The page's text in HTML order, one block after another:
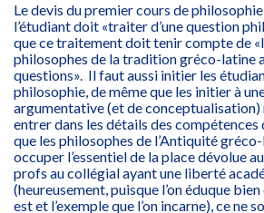
Le devis du premier cours de
l’étudiant doit «traiter d’une question
que ce traitement doit tenir compte de
philosophes de la tradition gréco-latine
questions». Il faut aussi initier les
philosophie, de même que les initier à
argumentative (et de conceptualisation)
entrer dans les détails des compétences
que les philosophes de l’Antiquité
occuper l’essentiel de la place dévolue
profs au collégial ayant une liberté
(heureusement, puisque l’on éduque bien
est et l’exemple que l’on incarne), ce ne